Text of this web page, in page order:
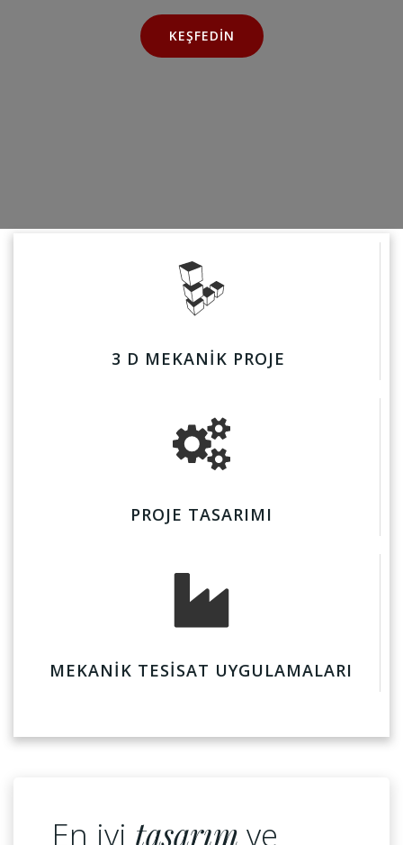
KEŞFEDIN
3 D MEKANİK PROJE
PROJE TASARIMI
MEKANİK TESİSAT UYGULAMALARI
En iyi tasarım ve